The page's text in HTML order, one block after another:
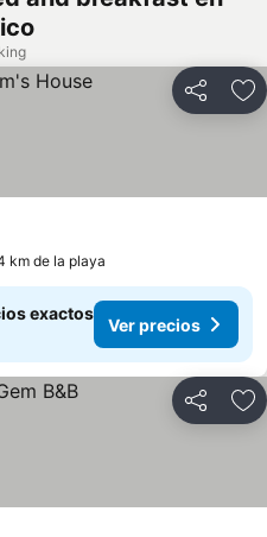
Compartir
km de la playa
exactos
Ver precios
Compartir